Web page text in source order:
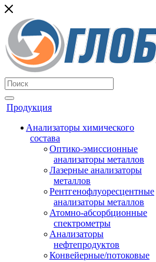
Продукция
Анализаторы химического
состава
Оптико-эмиссионные
анализаторы металлов
Лазерные анализаторы
металлов
Рентгенофлуоресцентные
анализаторы металлов
Атомно-абсорбционные
спектрометры
Анализаторы
нефтепродуктов
Конвейерные/потоковые